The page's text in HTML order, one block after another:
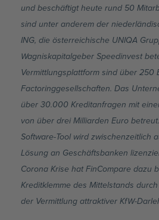
und beschäftigt heute rund 50
sind unter anderem der
ING, die österreichische UNIQA
Wagniskapitalgeber Speedinvest
Vermittlungsplattform sind über 250
Factoringgesellschaften. Das
über 30.000 Kreditanfragen mit
von über drei Milliarden Euro
Software-Tool wird zwischenzeitlich
Lösung an Geschäftsbanken
Corona Krise hat FinCompare dazu
Kreditklemme des Mittelstands
der Vermittlung attraktiver KfW-